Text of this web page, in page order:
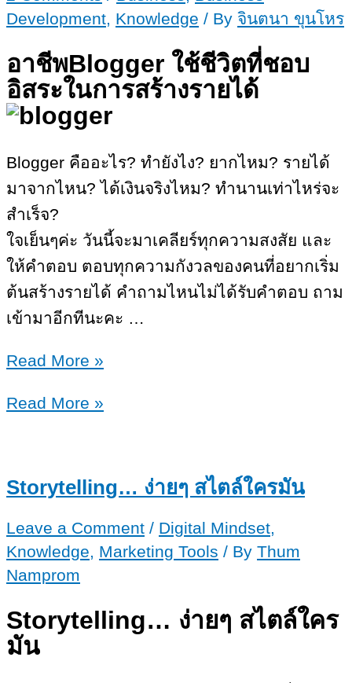
Development, Knowledge / By จินตนา ขุนโหร
อาชีพBlogger ใช้ชีวิตที่ชอบ
อิสระในการสร้างรายได้
Blogger คืออะไร? ทำยังไง? ยากไหม? รายได้
มาจากไหน? ได้เงินจริงไหม? ทำนานเท่าไหร่จะ
สำเร็จ?
ใจเย็นๆค่ะ วันนี้จะมาเคลียร์ทุกความสงสัย และ
ให้คำตอบ ตอบทุกความกังวลของคนที่อยากเริ่ม
ต้นสร้างรายได้ คำถามไหนไม่ได้รับคำตอบ ถาม
เข้ามาอีกทีนะคะ …
อาชีพBlogger
ชีวิต
อิสระ
การ
สร้าง
ได้
Read More »
อาชีพBlogger
ที่
อิสระ
ใน
การ
สร้าง
ราย
Read More »
Storytelling… ง่ายๆ สไตล์ใครมัน
Leave a Comment / Digital Mindset,
Knowledge, Marketing Tools / By Thum
Namprom
Storytelling… ง่ายๆ สไตล์ใคร
มัน